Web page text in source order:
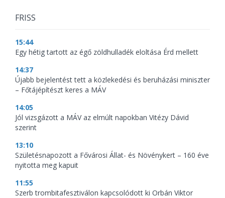
FRISS
15:44
Egy hétig tartott az égő zöldhulladék eloltása Érd mellett
14:37
Újabb bejelentést tett a közlekedési és beruházási miniszter
– Főtájépítészt keres a MÁV
14:05
Jól vizsgázott a MÁV az elmúlt napokban Vitézy Dávid
szerint
13:10
Születésnapozott a Fővárosi Állat- és Növénykert – 160 éve
nyitotta meg kapuit
11:55
Szerb trombitafesztiválon kapcsolódott ki Orbán Viktor